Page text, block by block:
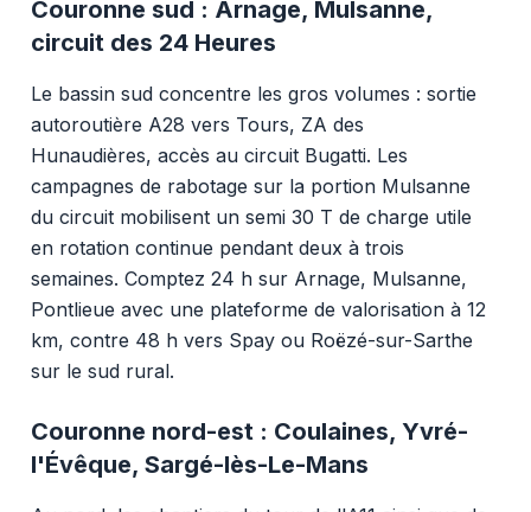
Couronne sud : Arnage, Mulsanne,
circuit des 24 Heures
Le bassin sud concentre les gros volumes : sortie
autoroutière A28 vers Tours, ZA des
Hunaudières, accès au circuit Bugatti. Les
campagnes de rabotage sur la portion Mulsanne
du circuit mobilisent un semi 30 T de charge utile
en rotation continue pendant deux à trois
semaines. Comptez 24 h sur Arnage, Mulsanne,
Pontlieue avec une plateforme de valorisation à 12
km, contre 48 h vers Spay ou Roëzé-sur-Sarthe
sur le sud rural.
Couronne nord-est : Coulaines, Yvré-
l'Évêque, Sargé-lès-Le-Mans